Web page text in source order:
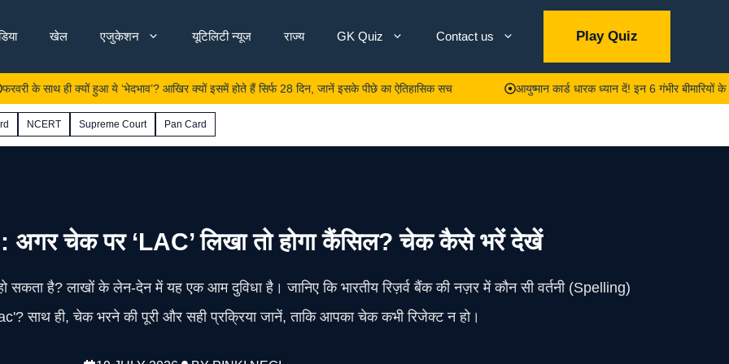
खेल एजुकेशन यूटिलिटी न्यूज राज्य GK Quiz Contact us Play Quiz
साथ ही क्यों हुआ ये ‘भेदभाव’? आखिर क्यों इसमें होते हैं सिर्फ 28 दिन, जानें इसके पीछे का ऐतिहासिक सच आयुष्मान कार्ड धारक ध्यान दें! इन 6 गंभीर बीमारियों के
NCERT Supreme Court Pan Card
चेक पर ‘LAC’ लिखा तो होगा कैंसिल? चेक कैसे भरें देखें
है? लाखों के लेन-देन में यह एक आम दुविधा है। जानिए कि भारतीय रिज़र्व बैंक की नज़र में कौन सी वर्तनी (Spelling)
साथ ही, चेक भरने की पूरी और सही प्रक्रिया जानें, ताकि आपका चेक कभी रिजेक्ट न हो।